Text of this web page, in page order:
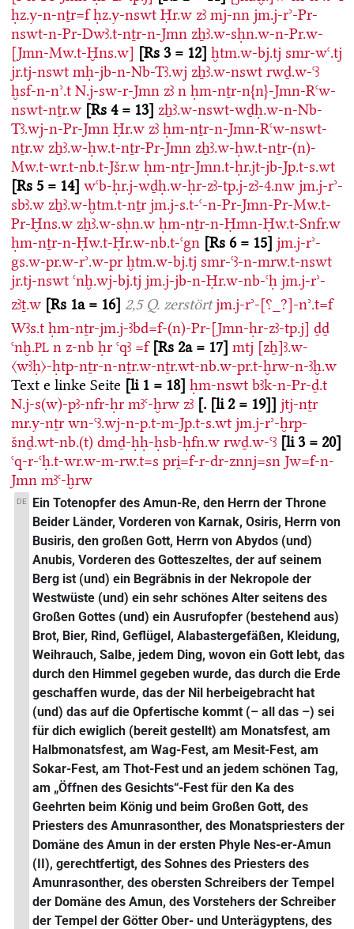
ḥz.y-n-nṯr=f ḥz.y-nswt Ḥr.w zꜣ mj-nn jm.j-rʾ-Pr-
nswt-n-Pr-Dwꜣ.t-nṯr-n-Jmn zẖꜣ.w-sḥn.w-n-Pr.w-
[Jmn-Mw.t-Ḫns.w]
Rs 3 = 12 ḫtm.w-bj.tj smr-wꜥ.tj
jr.tj-nswt mḥ-jb-n-Nb-Tꜣ.wj zẖꜣ.w-nswt rwḏ.w-ꜥꜣ
ḫsf-n-nʾ.t N.j-sw-r-Jmn zꜣ n ḥm-nṯr-n{n}-Jmn-Rꜥw-
nswt-nṯr.w Rs 4 = 13 zẖꜣ.w-nswt-wḏḥ.w-n-Nb-
Tꜣ.wj-n-Pr-Jmn Ḥr.w zꜣ ḥm-nṯr-n-Jmn-Rꜥw-nswt-
nṯr.w zẖꜣ.w-ḥw.t-nṯr-Pr-Jmn zẖꜣ.w-ḥw.t-nṯr-(n)-
Mw.t-wr.t-nb.t-Jšr.w ḥm-nṯr-Jmn.t-ḥr.jt-jb-Jp.t-s.wt
Rs 5 = 14 wꜥb-ḥr.j-wḏḥ.w-ḥr-zꜣ-tp.j-zꜣ-4.nw jm.j-rʾ-
sbꜣ.w zẖꜣ.w-ḫtm.t-nṯr jm.j-s.t-ꜥ-n-Pr-Jmn-Pr-Mw.t-
Pr-Ḫns.w zẖꜣ.w-sḥn.w ḥm-nṯr-n-Ḥmn-Ḥw.t-Snfr.w
ḥm-nṯr-n-Ḥw.t-Ḥr.w-nb.t-ꜥgn Rs 6 = 15 jm.j-rʾ-
gs.w-pr.w-rʾ.w-pr ḫtm.w-bj.tj smr-ꜥꜣ-n-mrw.t-nswt
jr.tj-nswt ꜥnḫ.wj-bj.tj jm.j-jb-n-Ḥr.w-nb-ꜥḥ jm.j-rʾ-
zꜣṯ.w Rs 1a = 16 2,5 Q. zerstörtjm.j-rʾ-[⸮_?]-nʾ.t=f
Wꜣs.t ḥm-nṯr-jm.j-ꜣbd=f-(n)-Pr-[Jmn-ḥr-zꜣ-tp.j] ḏḏ
ꜥnḫ.PL n z-nb ḥr ꜥqꜣ =f Rs 2a = 17 mtj [zẖ]ꜣ.w-
〈wꜣḥ〉-ḥtp-nṯr-n-nṯr.w-nṯr.wt-nb.w-pr.t-ḫrw-n-ꜣḫ.w
Text e linke Seite li 1 = 18 ḥm-nswt bꜣk-n-Pr-ḏ.t
N.j-s(w)-pꜣ-nfr-ḥr mꜣꜥ-ḫrw zꜣ . [li 2 = 19]
jtj-nṯr
mr.y-nṯr wn-ꜥꜣ.wj-n-p.t-m-Jp.t-s.wt jm.j-rʾ-ḫrp-
šnḏ.wt-nb.(t) dmḏ-ḥḥ-ḥsb-ḥfn.w rwḏ.w-ꜥꜣ li 3 = 20
ꜥq-r-ꜥḥ.t-wr.w-m-rw.t=s pri̯=f-r-dr-znnj=sn Jw=f-n-
Jmn mꜣꜥ-ḫrw
DE
Ein Totenopfer des Amun-Re, den Herrn der Throne
Beider Länder, Vorderen von Karnak, Osiris, Herrn von
Busiris, den großen Gott, Herrn von Abydos (und)
Anubis, Vorderen des Gotteszeltes, der auf seinem
Berg ist (und) ein Begräbnis in der Nekropole der
Westwüste (und) ein sehr schönes Alter seitens des
Großen Gottes (und) ein Ausrufopfer (bestehend aus)
Brot, Bier, Rind, Geflügel, Alabastergefäßen, Kleidung,
Weihrauch, Salbe, jedem Ding, wovon ein Gott lebt, das
durch den Himmel gegeben wurde, das durch die Erde
geschaffen wurde, das der Nil herbeigebracht hat
(und) das auf die Opfertische kommt (– all das –) sei
für dich ewiglich (bereit gestellt) am Monatsfest, am
Halbmonatsfest, am Wag-Fest, am Mesit-Fest, am
Sokar-Fest, am Thot-Fest und an jedem schönen Tag,
am „Öffnen des Gesichts“-Fest für den Ka des
Geehrten beim König und beim Großen Gott, des
Priesters des Amunrasonther, des Monatspriesters der
Domäne des Amun in der ersten Phyle Nes-er-Amun
(II), gerechtfertigt, des Sohnes des Priesters des
Amunrasonther, des obersten Schreibers der Tempel
der Domäne des Amun, des Vorstehers der Schreiber
der Tempel der Götter Ober- und Unterägyptens, des